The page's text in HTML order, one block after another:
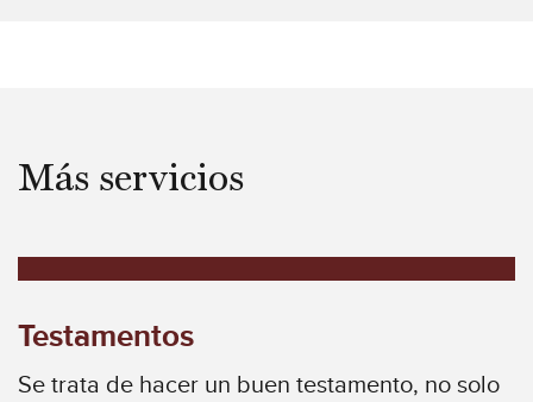
Más servicios
Testamentos
Se trata de hacer un buen testamento, no solo